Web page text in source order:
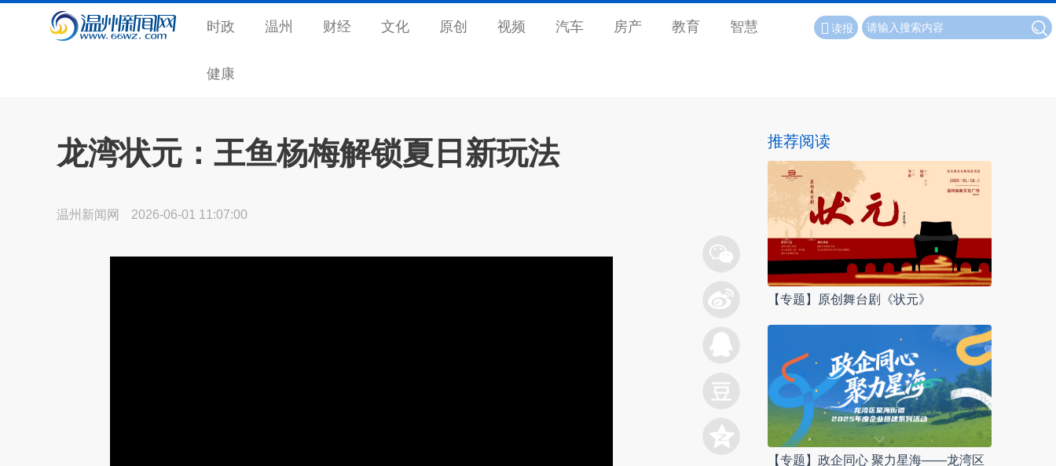
时政 温州 财经 文化 原创 视频 汽车 房产 教育 智慧
健康
读报
龙湾状元：王鱼杨梅解锁夏日新玩法
温州新闻网 2026-06-01 11:07:00
推荐阅读
【专题】原创舞台剧《状元》
【专题】政企同心 聚力星海——龙湾区